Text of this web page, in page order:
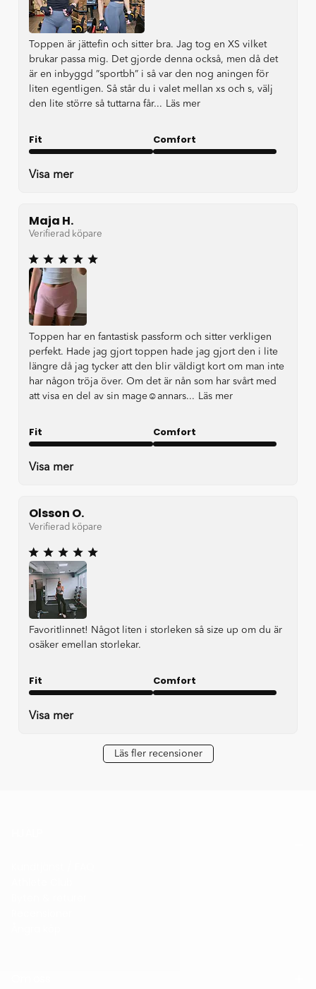
Toppen är jättefin och sitter bra. Jag tog en XS vilket
brukar passa mig. Det gjorde denna också, men då det
är en inbyggd ”sportbh” i så var den nog aningen för
liten egentligen. Så står du i valet mellan xs och s, välj
den lite större så tuttarna får... Läs mer
Fit Comfort
Visa mer
Maja H.
Verifierad köpare
Toppen har en fantastisk passform och sitter verkligen
perfekt. Hade jag gjort toppen hade jag gjort den i lite
längre då jag tycker att den blir väldigt kort om man inte
har någon tröja över. Om det är nån som har svårt med
att visa en del av sin mage☺️annars... Läs mer
Fit Comfort
Visa mer
Olsson O.
Verifierad köpare
Favoritlinnet! Något liten i storleken så size up om du är
osäker emellan storlekar.
Fit Comfort
Visa mer
Läs fler recensioner